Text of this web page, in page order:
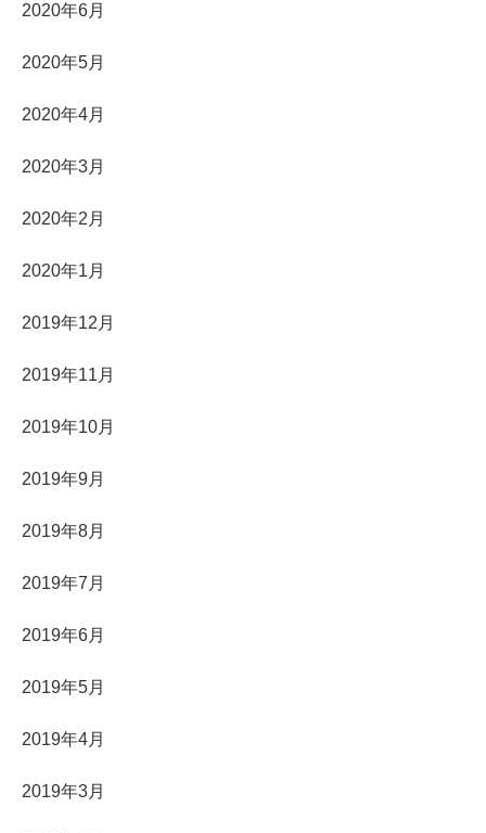
2020年6月
2020年5月
2020年4月
2020年3月
2020年2月
2020年1月
2019年12月
2019年11月
2019年10月
2019年9月
2019年8月
2019年7月
2019年6月
2019年5月
2019年4月
2019年3月